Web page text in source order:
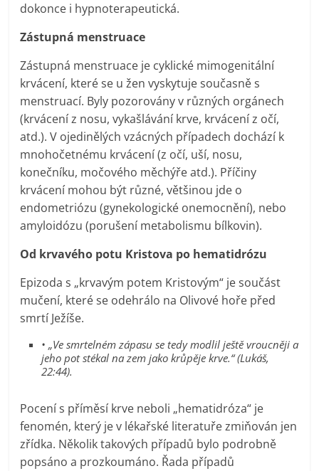
dokonce i hypnoterapeutická.
Zástupná menstruace
Zástupná menstruace je cyklické mimogenitální
krvácení, které se u žen vyskytuje současně s
menstruací. Byly pozorovány v různých orgánech
(krvácení z nosu, vykašlávání krve, krvácení z očí,
atd.). V ojedinělých vzácných případech dochází k
mnohočetnému krvácení (z očí, uší, nosu,
konečníku, močového měchýře atd.). Příčiny
krvácení mohou být různé, většinou jde o
endometriózu (gynekologické onemocnění), nebo
amyloidózu (porušení metabolismu bílkovin).
Od krvavého potu Kristova po hematidrózu
Epizoda s „krvavým potem Kristovým“ je součást
mučení, které se odehrálo na Olivové hoře před
smrtí Ježíše.
• „Ve smrtelném zápasu se tedy modlil ještě vroucněji a
jeho pot stékal na zem jako krůpěje krve.“ (Lukáš,
22:44).
Pocení s příměsí krve neboli „hematidróza“ je
fenomén, který je v lékařské literatuře zmiňován jen
zřídka. Několik takových případů bylo podrobně
popsáno a prozkoumáno. Řada případů